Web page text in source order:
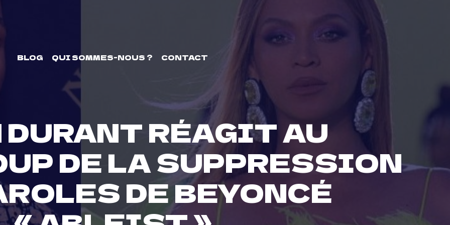
BLOG QUI SOMMES-NOUS ? CONTACT
RÉAGIT AU
DE LA SUPPRESSION
DE BEYONCÉ